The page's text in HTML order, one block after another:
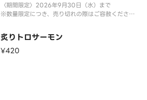
〈期間限定〉2026年9月30日（水）まで
※数量限定につき、売り切れの際はご容赦くださ
炙りトロサーモン
¥420